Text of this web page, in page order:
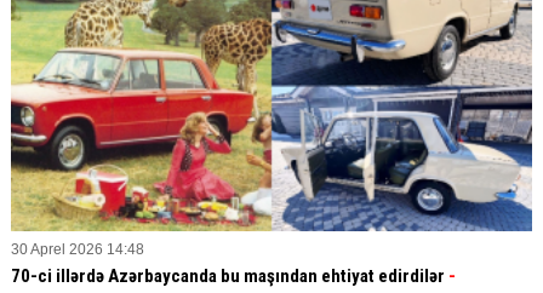
30 Aprel 2026 14:48
70-ci illərdə Azərbaycanda bu maşından ehtiyat edirdilər -